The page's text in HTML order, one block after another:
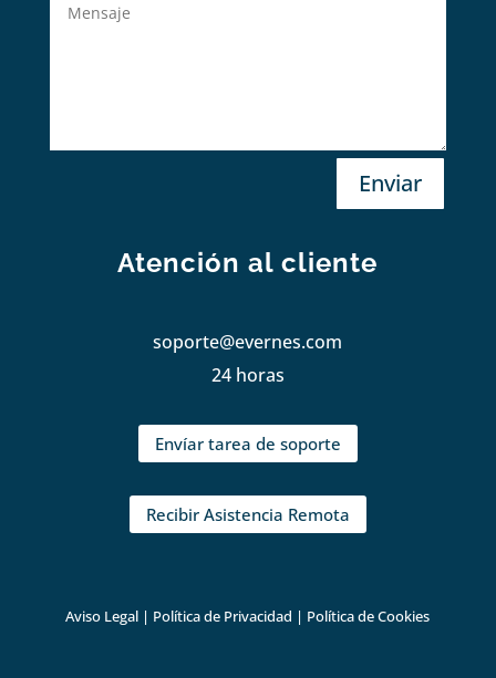
Enviar
Atención al cliente
soporte@evernes.com
24 horas
Envíar tarea de soporte
Recibir Asistencia Remota
Aviso Legal | Política de Privacidad | Política de Cookies